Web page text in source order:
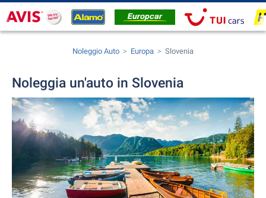
Noleggio Auto Europa Slovenia
Noleggia un'auto in Slovenia